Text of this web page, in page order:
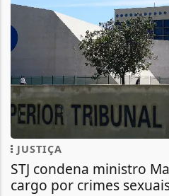
JUSTIÇA
STJ condena ministro
cargo por crimes